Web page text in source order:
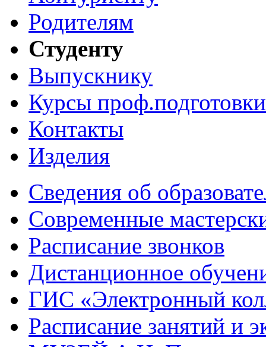
Родителям
Студенту
Выпускнику
Курсы проф.подготовки
Контакты
Изделия
Сведения об
Современные
Расписание звонков
Дистанционное
ГИС «Электронный
Расписание занятий и